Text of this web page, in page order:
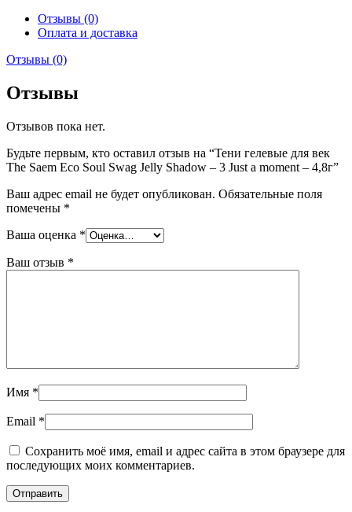
Отзывы (0)
Оплата и доставка
Отзывы (0)
Отзывы
Отзывов пока нет.
Будьте первым, кто оставил отзыв на “Тени гелевые для век
The Saem Eco Soul Swag Jelly Shadow – 3 Just a moment – 4,8г”
Ваш адрес email не будет опубликован. Обязательные поля
помечены *
Ваша оценка *
Ваш отзыв *
Имя *
Email *
Сохранить моё имя, email и адрес сайта в этом браузере для
последующих моих комментариев.